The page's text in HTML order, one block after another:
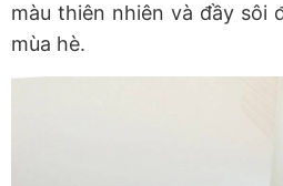
màu thiên nhiên và đầy sôi
mùa hè.